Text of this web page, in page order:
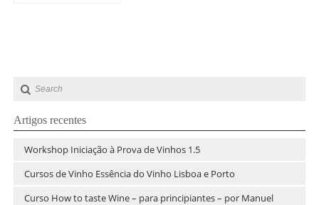
Artigos recentes
Workshop Iniciação à Prova de Vinhos 1.5
Cursos de Vinho Essência do Vinho Lisboa e Porto
Curso How to taste Wine – para principiantes – por Manuel